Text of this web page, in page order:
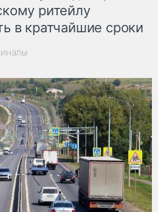
ритейлу
в кратчайшие сроки